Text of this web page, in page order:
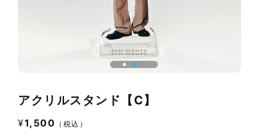
アクリルスタンド【C】
¥1,500 （税込）